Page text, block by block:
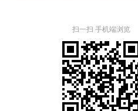
扫一扫 手机端浏览